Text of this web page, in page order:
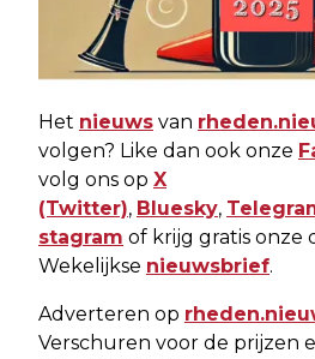
Het nieuws van
volgen? Like dan ook onze
volg ons op X
(Twitter), Bluesky,
stagram of krijg gratis onze
Wekelijkse nieuwsbrief.
Adverteren op
Verschuren voor de prijzen